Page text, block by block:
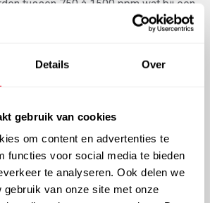
Details Over
gebruik van cookies
om content en advertenties te
functies voor social media te bieden
te analyseren. Ook delen we
gebruik van onze site met onze
tussen 750 à 1500 ppm wat bij een
op 2 g/u/m
. ’s Zomers, bij veel
-gehalte in de lucht).
met u de meest geschikte
al hun expertise voor u klaar om
tot Z in goede banen te leiden.